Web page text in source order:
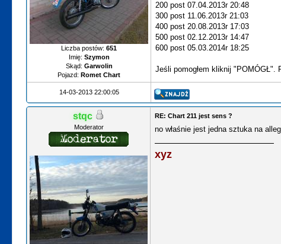
Liczba postów:651
Imię: Szymon
Skąd: Garwolin
Pojazd: Romet Chart
200 post 07.04.2013r 20:48
300 post 11.06.2013r 21:03
400 post 20.08.2013r 17:03
500 post 02.12.2013r 14:47
600 post 05.03.2014r 18:25
Jeśli pomogłem kliknij "POMÓGŁ".
14-03-2013 22:00:05
stqc
Moderator
RE: Chart 211 jest sens ?
no właśnie jest jedna sztuka na
xyz